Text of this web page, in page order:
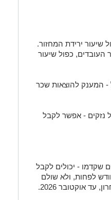
ששולם בפועל במרץ 2026, כפול 75%, כפול שיעור ירידת המחזור.
שקל - כפול מספר העובדים, כפול שיעור
שקל ועד 400 מיליון שקל - המענק להוצאות שכר
נזקים - אפשר לקבל
שקדמו - יכולים לקבל
לפחות, ולא שולם
אוקטובר 2026.